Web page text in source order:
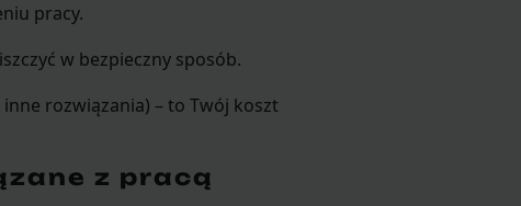
pracy.
w bezpieczny sposób.
rozwiązania) – to Twój koszt
z pracą